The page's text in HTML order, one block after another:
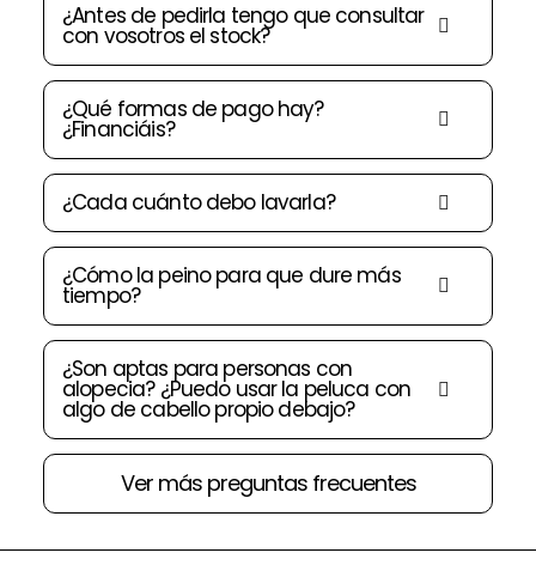
¿Antes de pedirla tengo que consultar
con vosotros el stock?
¿Qué formas de pago hay?
¿Financiáis?
¿Cada cuánto debo lavarla?
¿Cómo la peino para que dure más
tiempo?
¿Son aptas para personas con
alopecia? ¿Puedo usar la peluca con
algo de cabello propio debajo?
Ver más preguntas frecuentes